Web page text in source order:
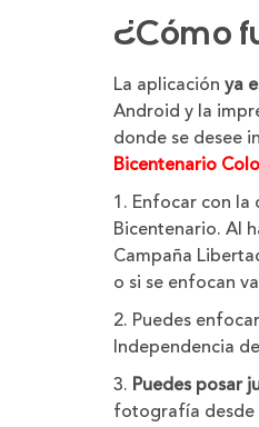
¿Cómo
La aplicación ya
Android y la
donde se desee
Bicentenario
1. Enfocar con
Bicentenario. Al
Campaña
o si se enfocan
2. Puedes
Independencia
3. Puedes posar
fotografía desde